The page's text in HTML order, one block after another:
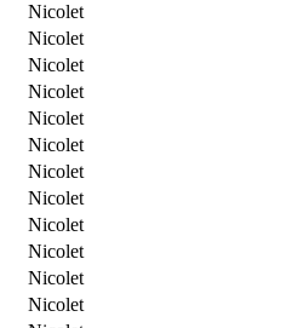
Nicolet
Nicolet
Nicolet
Nicolet
Nicolet
Nicolet
Nicolet
Nicolet
Nicolet
Nicolet
Nicolet
Nicolet